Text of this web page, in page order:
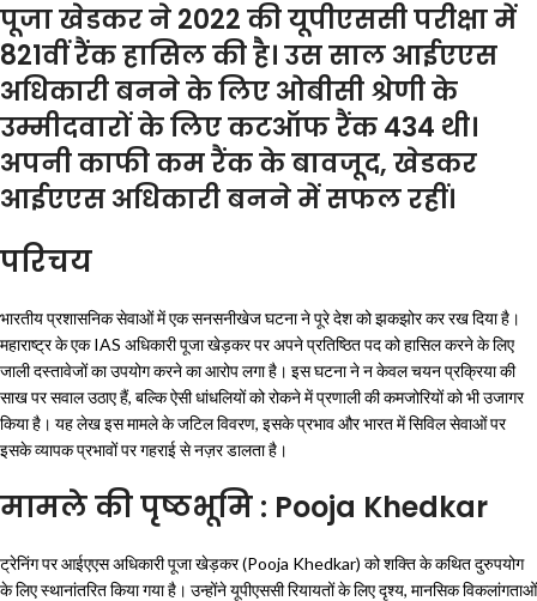
पूजा खेडकर ने 2022 की यूपीएससी परीक्षा में
821वीं रैंक हासिल की है। उस साल आईएएस
अधिकारी बनने के लिए ओबीसी श्रेणी के
उम्मीदवारों के लिए कटऑफ रैंक 434 थी।
अपनी काफी कम रैंक के बावजूद, खेडकर
आईएएस अधिकारी बनने में सफल रहीं।
परिचय
भारतीय प्रशासनिक सेवाओं में एक सनसनीखेज घटना ने पूरे देश को झकझोर कर रख दिया है।
महाराष्ट्र के एक IAS अधिकारी पूजा खेड़कर पर अपने प्रतिष्ठित पद को हासिल करने के लिए
जाली दस्तावेजों का उपयोग करने का आरोप लगा है। इस घटना ने न केवल चयन प्रक्रिया की
साख पर सवाल उठाए हैं, बल्कि ऐसी धांधलियों को रोकने में प्रणाली की कमजोरियों को भी उजागर
किया है। यह लेख इस मामले के जटिल विवरण, इसके प्रभाव और भारत में सिविल सेवाओं पर
इसके व्यापक प्रभावों पर गहराई से नज़र डालता है।
मामले की पृष्ठभूमि : Pooja Khedkar
ट्रेनिंग पर आईएएस अधिकारी पूजा खेड़कर (Pooja Khedkar) को शक्ति के कथित दुरुपयोग
के लिए स्थानांतरित किया गया है। उन्होंने यूपीएससी रियायतों के लिए दृश्य, मानसिक विकलांगताओं